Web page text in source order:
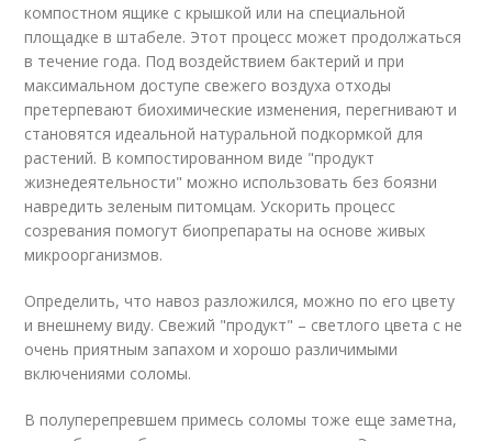
компостном ящике с крышкой или на специальной
площадке в штабеле. Этот процесс может продолжаться
в течение года. Под воздействием бактерий и при
максимальном доступе свежего воздуха отходы
претерпевают биохимические изменения, перегнивают и
становятся идеальной натуральной подкормкой для
растений. В компостированном виде "продукт
жизнедеятельности" можно использовать без боязни
навредить зеленым питомцам. Ускорить процесс
созревания помогут биопрепараты на основе живых
микроорганизмов.
Определить, что навоз разложился, можно по его цвету
и внешнему виду. Свежий "продукт" – светлого цвета с не
очень приятным запахом и хорошо различимыми
включениями соломы.
В полуперепревшем примесь соломы тоже еще заметна,